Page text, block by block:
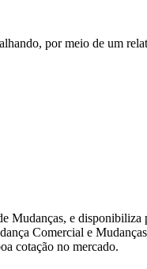
por meio de um
Mudanças, e
Comercial e
cotação no mercado.